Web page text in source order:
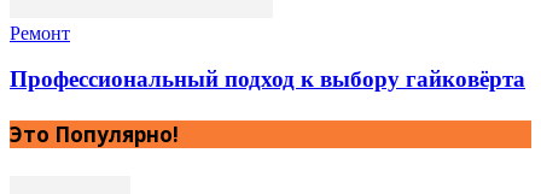
Ремонт
Профессиональный подход к выбору гайковёрта
Это Популярно!